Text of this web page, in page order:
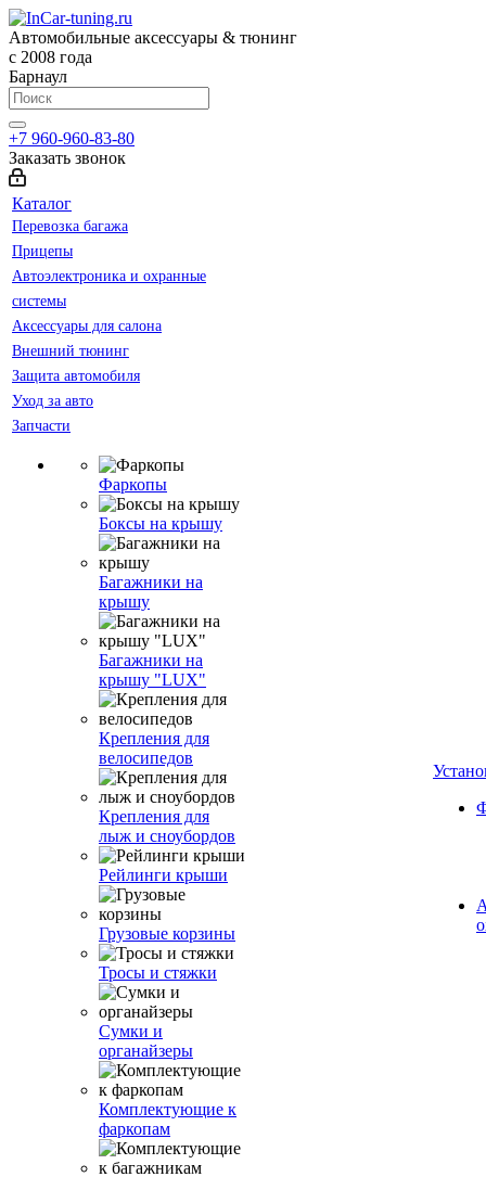
Автомобильные аксессуары & тюнинг
с 2008 года
Барнаул
+7 960-960-83-80
Заказать звонок
Каталог
Перевозка багажа
Прицепы
Автоэлектроника и охранные
системы
Аксессуары для салона
Внешний тюнинг
Защита автомобиля
Уход за авто
Запчасти
Фаркопы
Боксы на крышу
Багажники на
крышу
Багажники на
крышу "LUX"
Крепления для
велосипедов
Крепления для
лыж и сноубордов
Рейлинги крыши
Грузовые корзины
Тросы и стяжки
Сумки и
органайзеры
Комплектующие к
фаркопам